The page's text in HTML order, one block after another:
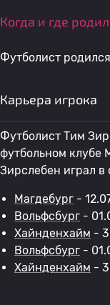
Когда и где
Футболист
Карьера игрока
Футболист Тим
футбольном клубе
Зирслебен играл
Магдебург -
Вольфсбург -
Хайнденхайм -
Вольфсбург -
Хайнденхайм -